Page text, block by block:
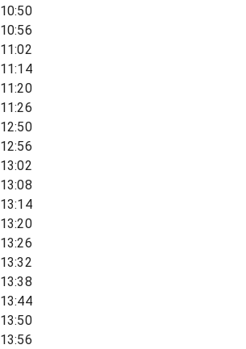
10:50
10:56
11:02
11:14
11:20
11:26
12:50
12:56
13:02
13:08
13:14
13:20
13:26
13:32
13:38
13:44
13:50
13:56